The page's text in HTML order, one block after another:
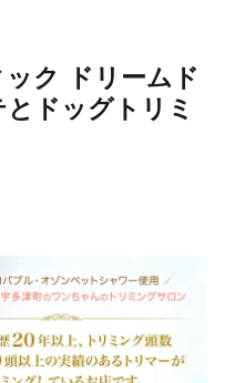
ク ドリームド
ドッグトリミ